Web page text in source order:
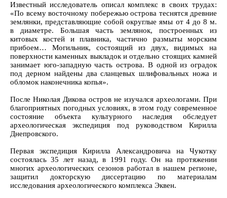
Известный исследователь описал комплекс в своих трудах:
«По всему восточному побережью острова теснятся древние
землянки, представляющие собой округлые ямы от 4 до 8 м.
в диаметре. Большая часть землянок, построенных из
китовых костей и плавника, частично размыты морским
прибоем… Могильник, состоящий из двух, видимых на
поверхности каменных выкладок и отдельно стоящих камней
занимает юго-западную часть острова. В одной из оградок
под дерном найдены два сланцевых шлифовальных ножа и
обломок наконечника копья».
После Николая Дикова остров не изучался археологами. При
благоприятных погодных условиях, в этом году современное
состояние объекта культурного наследия обследует
археологическая экспедиция под руководством Кирилла
Днепровского.
Первая экспедиция Кирилла Александровича на Чукотку
состоялась 35 лет назад, в 1991 году. Он на протяжении
многих археологических сезонов работал в нашем регионе,
защитил докторскую диссертацию по материалам
исследования археологического комплекса Эквен.